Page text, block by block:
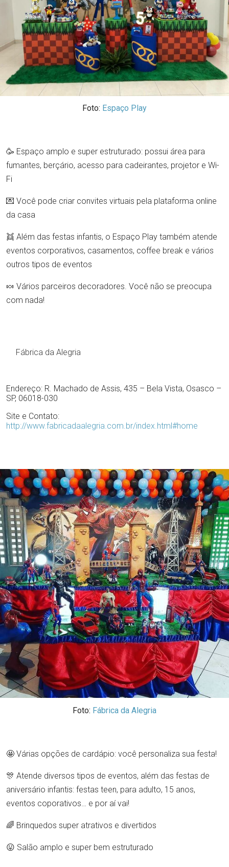
Foto: Espaço Play
🥳 Espaço amplo e super estruturado: possui área para
fumantes, berçário, acesso para cadeirantes, projetor e Wi-
Fi
💌 Você pode criar convites virtuais pela plataforma online
da casa
👯 Além das festas infantis, o Espaço Play também atende
eventos corporativos, casamentos, coffee break e vários
outros tipos de eventos
🍬 Vários parceiros decoradores. Você não se preocupa
com nada!
Fábrica da Alegria
Endereço: R. Machado de Assis, 435 – Bela Vista, Osasco –
SP, 06018-030
Site e Contato:
http://www.fabricadaalegria.com.br/index.html#home
Foto: Fábrica da Alegria
🤩 Várias opções de cardápio: você personaliza sua festa!
🎊 Atende diversos tipos de eventos, além das festas de
aniversário infantis: festas teen, para adulto, 15 anos,
eventos coporativos… e por aí vai!
🌈 Brinquedos super atrativos e divertidos
😛 Salão amplo e super bem estruturado